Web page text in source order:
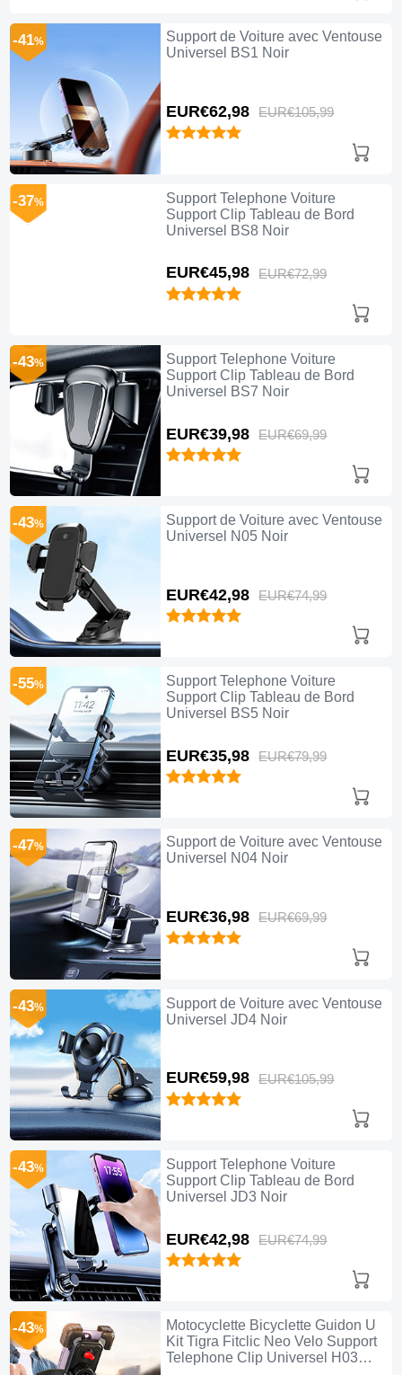
Support de Voiture avec Ventouse
Universel BS1 Noir
EUR€62,98 EUR€105,99
-41%
Support Telephone Voiture
Support Clip Tableau de Bord
Universel BS8 Noir
EUR€45,98 EUR€72,99
-37%
Support Telephone Voiture
Support Clip Tableau de Bord
Universel BS7 Noir
EUR€39,98 EUR€69,99
-43%
Support de Voiture avec Ventouse
Universel N05 Noir
EUR€42,98 EUR€74,99
-43%
Support Telephone Voiture
Support Clip Tableau de Bord
Universel BS5 Noir
EUR€35,98 EUR€79,99
-55%
Support de Voiture avec Ventouse
Universel N04 Noir
EUR€36,98 EUR€69,99
-47%
Support de Voiture avec Ventouse
Universel JD4 Noir
EUR€59,98 EUR€105,99
-43%
Support Telephone Voiture
Support Clip Tableau de Bord
Universel JD3 Noir
EUR€42,98 EUR€74,99
-43%
Motocyclette Bicyclette Guidon U
Kit Tigra Fitclic Neo Velo Support
Telephone Clip Universel H03
-43%